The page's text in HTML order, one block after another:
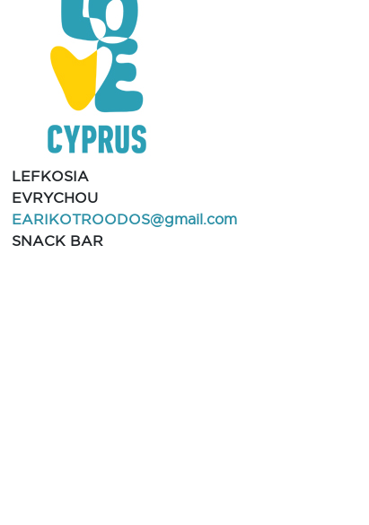
LEFKOSIA
EVRYCHOU
EARIKOTROODOS@gmail.com
SNACK BAR